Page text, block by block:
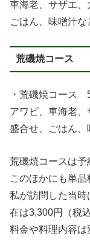
車海老、サザエ、
ごはん、味噌汁な
荒磯焼コース
・荒磯焼コース
アワビ、車海老
盛合せ、ごはん、
荒磯焼コースは予
このほかにも単品
私が訪問した当時
在は3,300円（税
料金や料理内容